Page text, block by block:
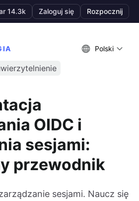
14.3k Zaloguj się Rozpocznij
Polski
OIDC i
sesjami:
przewodnik
sesjami. Naucz się